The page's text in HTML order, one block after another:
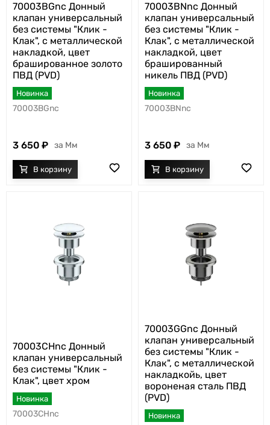
70003BGnc Донный
клапан универсальный
без системы "Клик -
Клак", с металлической
накладкой, цвет
брашированное золото
ПВД (PVD)
Новинка
70003BGnc
3 650 Мм
70003BNnc Донный
клапан универсальный
без системы "Клик -
Клак", с металлической
накладкой, цвет
брашированный
никель ПВД (PVD)
Новинка
70003BNnc
3 650 Мм
70003CHnc Донный
клапан универсальный
без системы "Клик -
Клак", цвет хром
Новинка
70003CHnc
70003GGnc Донный
клапан универсальный
без системы "Клик -
Клак", с металлической
накладкойь, цвет
вороненая сталь ПВД
(PVD)
Новинка